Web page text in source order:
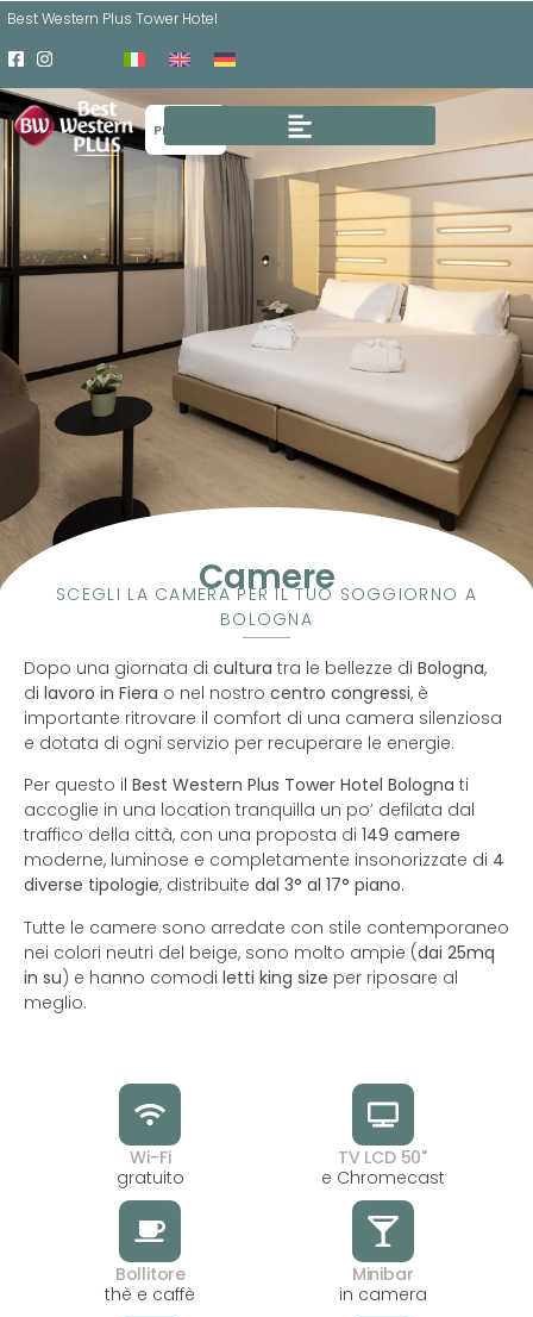
Best Western Plus Tower Hotel
PRENOTA
Camere
SCEGLI LA CAMERA PER IL TUO SOGGIORNO A
BOLOGNA
Dopo una giornata di cultura tra le bellezze di Bologna,
di lavoro in Fiera o nel nostro centro congressi, è
importante ritrovare il comfort di una camera silenziosa
e dotata di ogni servizio per recuperare le energie.
Per questo il Best Western Plus Tower Hotel Bologna ti
accoglie in una location tranquilla un po’ defilata dal
traffico della città, con una proposta di 149 camere
moderne, luminose e completamente insonorizzate di 4
diverse tipologie, distribuite dal 3° al 17° piano.
Tutte le camere sono arredate con stile contemporaneo
nei colori neutri del beige, sono molto ampie (dai 25mq
in su) e hanno comodi letti king size per riposare al
meglio.
Wi-Fi
gratuito
TV LCD 50"
e Chromecast
Bollitore
thè e caffè
Minibar
in camera